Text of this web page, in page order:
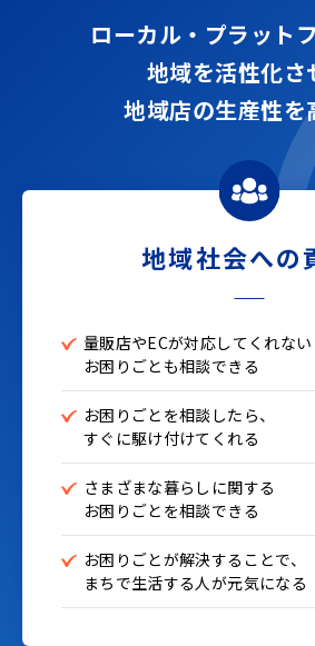
ローカル・プラット
地域を活性化さ
地域店の生産性を
地域社会への
量販店やECが対応してくれない
お困りごとも相談できる
お困りごとを相談したら、
すぐに駆け付けてくれる
さまざまな暮らしに関する
お困りごとを相談できる
お困りごとが解決することで、
まちで生活する人が元気になる